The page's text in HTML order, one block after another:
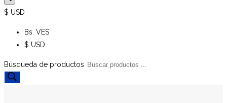
$ USD
Bs. VES
$ USD
Búsqueda de productos